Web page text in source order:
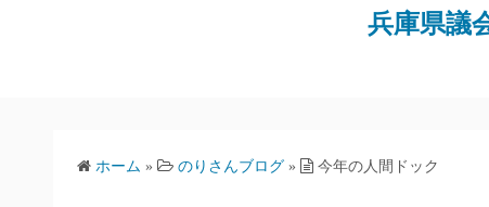
兵庫県議
ホーム » のりさんブログ » 今年の人間ドック